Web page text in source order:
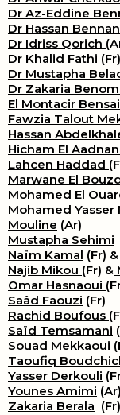
Dr Az-Eddine
Dr Hassan
Dr Idriss Qorich
Dr Khalid Fathi
Dr Mustapha
Dr Zakaria
El Montacir
Fawzia Talout
Hassan
Hicham El
Lahcen Haddad
Marwane El
Mohamed El
Mohamed Yasser
Mouline (Ar)
Mustapha Sehimi
Naïm Kamal (Fr) &
Najib Mikou (Fr) &
Omar Hasnaoui
Saâd Faouzi (Fr)
Rachid Boufous
Saïd Temsamani
Souad Mekkaoui
Taoufiq
Yasser Derkouli
Younes Amimi (Ar)
Zakaria Berala (Fr)